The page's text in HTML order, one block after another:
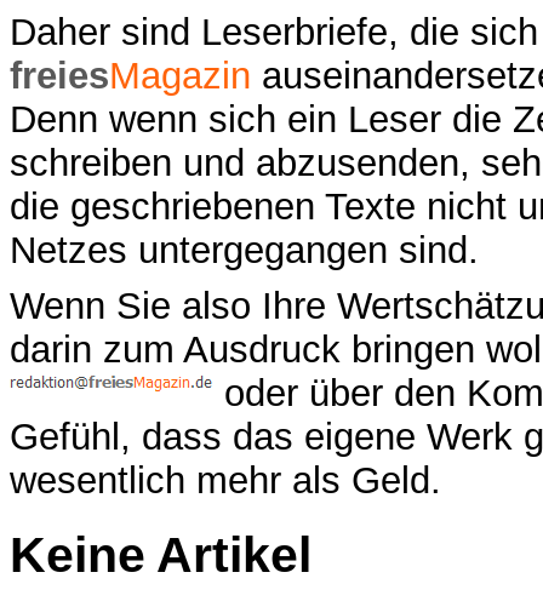
Daher sind Leserbriefe, die
freiesMagazin
Denn wenn sich ein Leser die
schreiben und abzusenden,
die geschriebenen Texte nicht
Netzes untergegangen sind.
Wenn Sie also Ihre
darin zum Ausdruck bringen
oder über den
Gefühl, dass das eigene Werk
wesentlich mehr als Geld.
Keine Artikel